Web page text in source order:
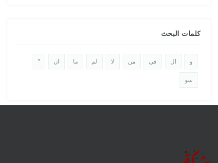
كلمات البحث
و ال في من لا لم ما ان "
سو